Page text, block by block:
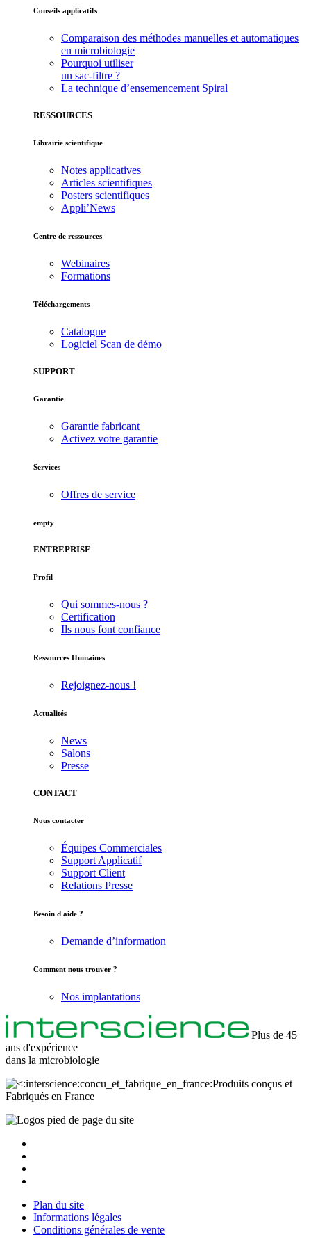
Conseils applicatifs
Comparaison des méthodes manuelles et automatiques
en microbiologie
Pourquoi utiliser
un sac-filtre ?
La technique d’ensemencement Spiral
RESSOURCES
Librairie scientifique
Notes applicatives
Articles scientifiques
Posters scientifiques
Appli’News
Centre de ressources
Webinaires
Formations
Téléchargements
Catalogue
Logiciel Scan de démo
SUPPORT
Garantie
Garantie fabricant
Activez votre garantie
Services
Offres de service
empty
ENTREPRISE
Profil
Qui sommes-nous ?
Certification
Ils nous font confiance
Ressources Humaines
Rejoignez-nous !
Actualités
News
Salons
Presse
CONTACT
Nous contacter
Équipes Commerciales
Support Applicatif
Support Client
Relations Presse
Besoin d'aide ?
Demande d’information
Comment nous trouver ?
Nos implantations
Plus de 45
ans d'expérience
dans la microbiologie
Produits conçus et
Fabriqués en France
Plan du site
Informations légales
Conditions générales de vente